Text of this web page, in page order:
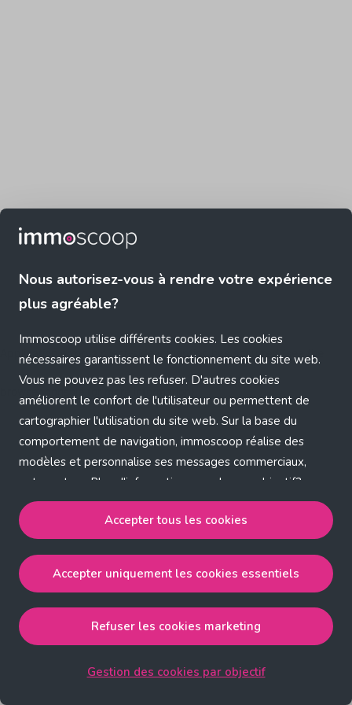
Nous autorisez-vous à rendre votre expérience
plus agréable?
Immoscoop utilise différents cookies. Les cookies
nécessaires garantissent le fonctionnement du site web.
Vous ne pouvez pas les refuser. D'autres cookies
améliorent le confort de l'utilisateur ou permettent de
cartographier l'utilisation du site web. Sur la base du
comportement de navigation, immoscoop réalise des
modèles et personnalise ses messages commerciaux,
entre autres. Plus d'informations sur chaque objectif?
Cliquez sur 'Gestion des cookies par objectif'.
Notre politique de cookies
Accepter tous les cookies
strictement nécessaires, performance, fonctionnalité et
publicité ciblée.
Accepter uniquement les cookies essentielsaccepte
les cookies strictement nécessaires.
Accepter tous les cookies
Accepter uniquement les cookies essentiels
Refuser les cookies marketing
Gestion des cookies par objectif
Application error: a client-side exception has occurred (see the
browser console for more information)